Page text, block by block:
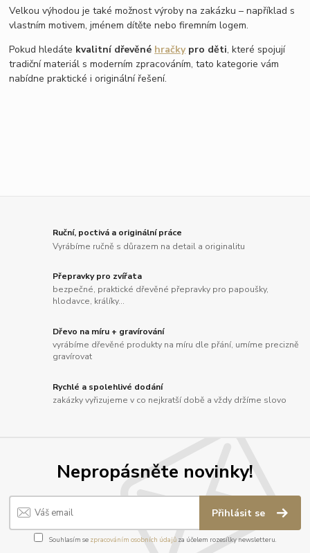
Velkou výhodou je také možnost výroby na zakázku – například s
vlastním motivem, jménem dítěte nebo firemním logem.
Pokud hledáte kvalitní dřevěné hračkypro děti, které spojují
tradiční materiál s moderním zpracováním, tato kategorie vám
nabídne praktické i originální řešení.
Ruční, poctivá a originální práce
Vyrábíme ručně s důrazem na detail a originalitu
Přepravky pro zvířata
bezpečné, praktické dřevěné přepravky pro papoušky,
hlodavce, králíky...
Dřevo na míru + gravírování
vyrábíme dřevěné produkty na míru dle přání, umíme precizně
gravírovat
Rychlé a spolehlivé dodání
zakázky vyřizujeme v co nejkratší době a vždy držíme slovo
Nepropásněte novinky!
Přihlásit se
Souhlasím se zpracováním osobních údajůza účelem rozesílky newsletteru.